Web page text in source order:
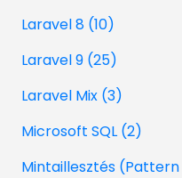
Laravel 8 (10)
Laravel 9 (25)
Laravel Mix (3)
Microsoft SQL (2)
Mintaillesztés